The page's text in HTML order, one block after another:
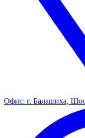
Офис: г. Балашиха,